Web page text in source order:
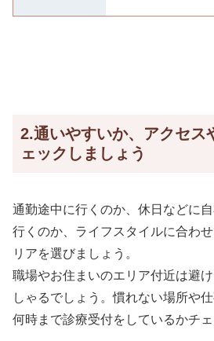
2.通いやすいか、アクセス
ェックしましょう
通勤途中に行くのか、休日などに
行くのか、ライフスタイルに合わ
リアを選びましょう。
職場やお住まいのエリア付近は避
しゃるでしょう。慣れない場所や
何時まで診療受付をしているかチェ